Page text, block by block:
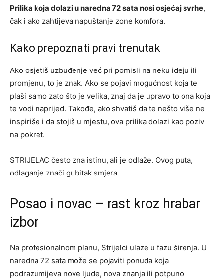
Prilika koja dolazi u naredna 72 sata nosi osjećaj svrhe,
čak i ako zahtijeva napuštanje zone komfora.
Kako prepoznati pravi trenutak
Ako osjetiš uzbuđenje već pri pomisli na neku ideju ili
promjenu, to je znak. Ako se pojavi mogućnost koja te
plaši samo zato što je velika, znaj da je upravo to ona koja
te vodi naprijed. Takođe, ako shvatiš da te nešto više ne
inspiriše i da stojiš u mjestu, ova prilika dolazi kao poziv
na pokret.
STRIJELAC često zna istinu, ali je odlaže. Ovog puta,
odlaganje znači gubitak smjera.
Posao i novac – rast kroz hrabar
izbor
Na profesionalnom planu, Strijelci ulaze u fazu širenja. U
naredna 72 sata može se pojaviti ponuda koja
podrazumijeva nove ljude, nova znanja ili potpuno